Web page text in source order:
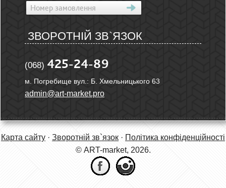
ЗВОРОТНІЙ ЗВ`ЯЗОК
(068) 425-24-89
м. Погребище вул.: Б. Хмельницького 63
admin@art-market.pro
Карта сайту · Зворотній зв`язок · Політика конфіденційності
© ART-market, 2026.